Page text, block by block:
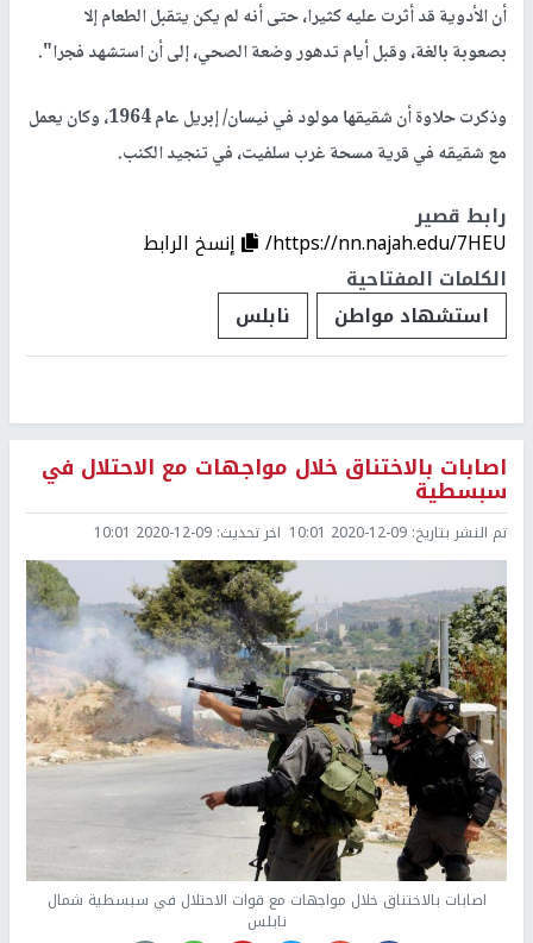
أن الأدوية قد أثرت عليه كثيرا، حتى أنه لم يكن يتقبل الطعام إلا
بصعوبة بالغة، وقبل أيام تدهور وضعة الصحي، إلى أن استشهد فجرا".
وذكرت حلاوة أن شقيقها مولود في نيسان/ إبريل عام 1964، وكان يعمل
مع شقيقه في قرية مسحة غرب سلفيت، في تنجيد الكنب.
رابط قصير
https://nn.najah.edu/7HEU/
إنسخ الرابط
الكلمات المفتاحية
استشهاد مواطن
نابلس
اصابات بالاختناق خلال مواجهات مع الاحتلال في
سبسطية
تم النشر بتاريخ: 2020-12-09 10:01 اخر تحديث: 2020-12-09 10:01
اصابات بالاختناق خلال مواجهات مع قوات الاحتلال في سبسطية شمال
نابلس